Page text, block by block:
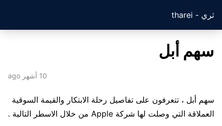
ثري - tharei
سهم أبل
10 أشهر ago
سهم أبل ، تتعرفون على تفاصيل رحلة الابتكار والقيمة السوقية
العملاقة التي وصلت لها شركة Apple من خلال الاسطر التالية .